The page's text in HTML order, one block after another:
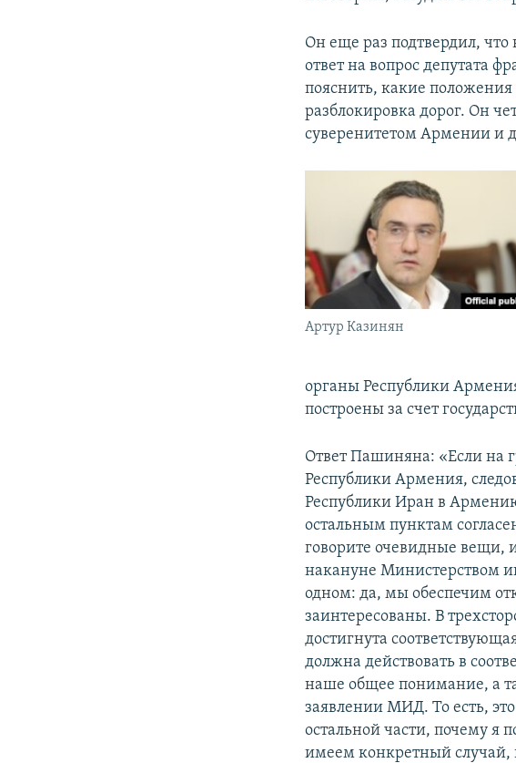
Он еще раз подтвердил,
ответ на вопрос депутата
пояснить, какие
разблокировка дорог. Он
суверенитетом Армении и
Артур Казинян
органы Республики
построены за счет
Ответ Пашиняна: «Если на
Республики Армения,
Республики Иран в
остальным пунктам
говорите очевидные вещи,
накануне Министерством
одном: да, мы обеспечим
заинтересованы. В
достигнута
должна действовать в
наше общее понимание, а
заявлении МИД. То есть,
остальной части, почему я
имеем конкретный случай,